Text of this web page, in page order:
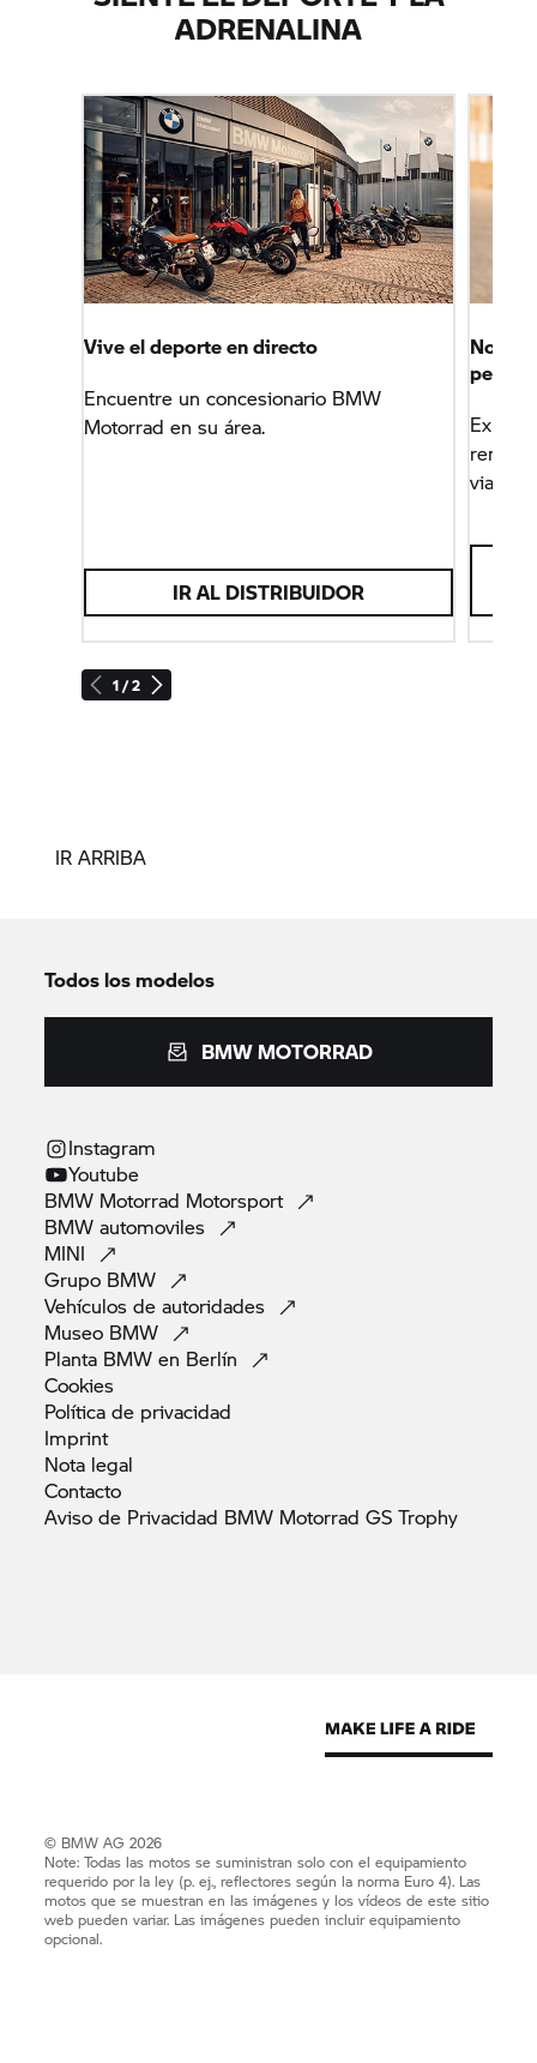
ADRENALINA
1 / 2
Vive el deporte en directo
Encuentre un concesionario BMW
Motorrad en su área.
IR AL DISTRIBUIDOR
No
viaje
IR ARRIBA
Todos los modelos
BMW MOTORRAD
Instagram
Youtube
BMW Motorrad Motorsport
BMWautomoviles
MINI
Grupo BMW
Vehículos deautoridades
Museo BMW
Planta BMW en Berlín
Cookies
Política de privacidad
Imprint
Nota legal
Contacto
Aviso de Privacidad BMW Motorrad GSTrophy
© BMW AG 2026
Note: Todas las motos se suministran solo con el equipamiento
requerido por la ley (p. ej., reflectores según la norma Euro 4). Las
motos que se muestran en las imágenes y los vídeos de este sitio
web pueden variar. Las imágenes pueden incluir equipamiento
opcional.